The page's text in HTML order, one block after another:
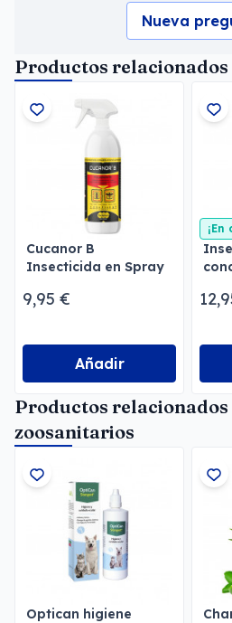
Nueva
Productos
Cucanor B
Insecticida en Spray
9,95 €
Añadir
Productos
zoosanitarios
Optican higiene